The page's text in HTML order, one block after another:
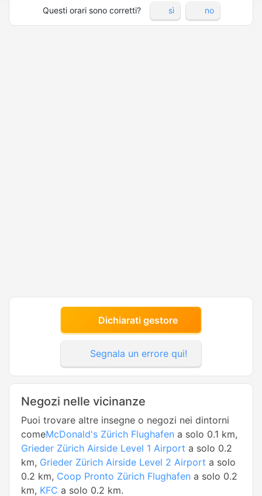
Questi orari sono corretti? sì no
Dichiarati gestore
Segnala un errore qui!
Negozi nelle vicinanze
Puoi trovare altre insegne o negozi nei dintorni
comeMcDonald's Zürich Flughafen a solo 0.1 km,
Grieder Zürich Airside Level 1 Airport a solo 0.2
km, Grieder Zürich Airside Level 2 Airport a solo
0.2 km, Coop Pronto Zürich Flughafen a solo 0.2
km, KFC a solo 0.2 km.